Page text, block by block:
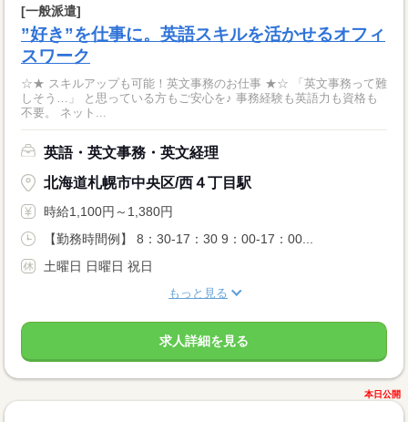
[一般派遣]
”好き”を仕事に。英語スキルを活かせるオフィ
スワーク
☆★ スキルアップも可能！英文事務のお仕事 ★☆ 「英文事務って難
しそう…」 と思っている方もご安心を♪ 事務経験も英語力も資格も
不要。 ネット...
英語・英文事務・英文経理
北海道札幌市中央区/西４丁目駅
時給1,100円～1,380円
【勤務時間例】 8：30-17：30 9：00-17：00...
土曜日 日曜日 祝日
もっと見る
求人詳細を見る
本日公開